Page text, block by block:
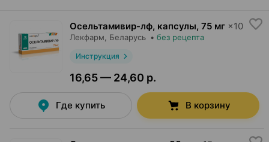
Осельтамивир-лф, капсулы, 75 мг ×10
Лекфарм , Беларусь • без рецепта
Инструкция
16,65 — 24,60 р.
Где купить В корзину